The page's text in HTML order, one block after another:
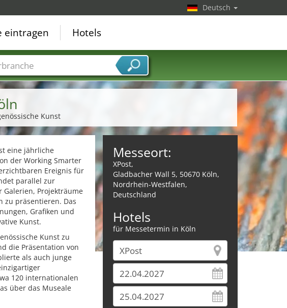
Kunst
eine jährliche
der Working Smarter
Ereignis für
parallel zur
Projekträume
zu präsentieren. Das
Grafiken und
Kunst.
Kunst zu
die Präsentation von
als auch junge
120 internationalen
über das Museale
Messeort:
XPost,
Gladbacher Wall 5, 50670 Köln,
Nordrhein-Westfalen,
Deutschland
Hotels
für Messetermin in Köln
Deutsch
eintragen Hotels